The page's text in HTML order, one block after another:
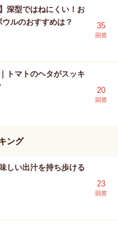
深型ではねにくい！お
ルのおすすめは？
35
回答
トマトのヘタがスッキ
20
回答
ング
しい出汁を持ち歩ける
23
回答